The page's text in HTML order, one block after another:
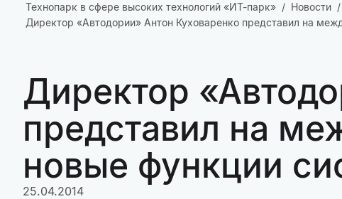
Технопарк в сфере высоких технологий «ИТ-парк» Новости
Директор «Автодории» Антон Куховаренко представил на
Директор
представил на
новые функции
25.04.2014